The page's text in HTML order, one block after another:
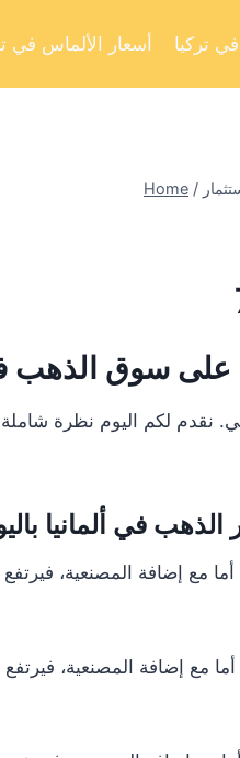
أسعار الألماس في في تركيا
Home /
سوق الذهب
نقدم لكم اليوم نظرة
الذهب في ألمانيا